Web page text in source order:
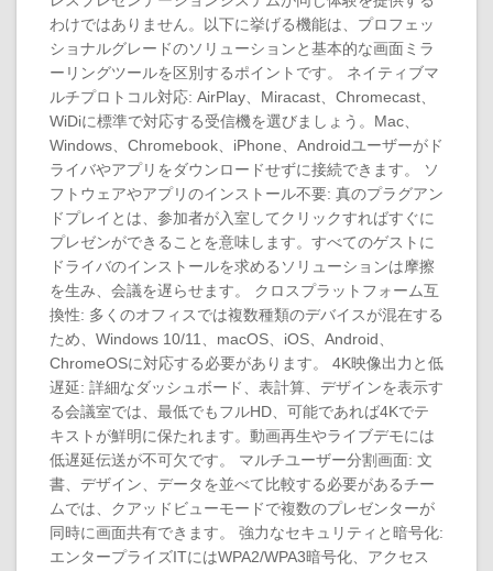
わけではありません。以下に挙げる機能は、プロフェッ
ショナルグレードのソリューションと基本的な画面ミラ
ーリングツールを区別するポイントです。 ネイティブマ
ルチプロトコル対応: AirPlay、Miracast、Chromecast、
WiDiに標準で対応する受信機を選びましょう。Mac、
Windows、Chromebook、iPhone、Androidユーザーがド
ライバやアプリをダウンロードせずに接続できます。 ソ
フトウェアやアプリのインストール不要: 真のプラグアン
ドプレイとは、参加者が入室してクリックすればすぐに
プレゼンができることを意味します。すべてのゲストに
ドライバのインストールを求めるソリューションは摩擦
を生み、会議を遅らせます。 クロスプラットフォーム互
換性: 多くのオフィスでは複数種類のデバイスが混在する
ため、Windows 10/11、macOS、iOS、Android、
ChromeOSに対応する必要があります。 4K映像出力と低
遅延: 詳細なダッシュボード、表計算、デザインを表示す
る会議室では、最低でもフルHD、可能であれば4Kでテ
キストが鮮明に保たれます。動画再生やライブデモには
低遅延伝送が不可欠です。 マルチユーザー分割画面: 文
書、デザイン、データを並べて比較する必要があるチー
ムでは、クアッドビューモードで複数のプレゼンターが
同時に画面共有できます。 強力なセキュリティと暗号化:
エンタープライズITにはWPA2/WPA3暗号化、アクセス